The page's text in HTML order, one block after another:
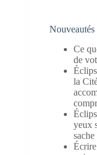
Nouveautés
Ce
de
la
yeux
sache